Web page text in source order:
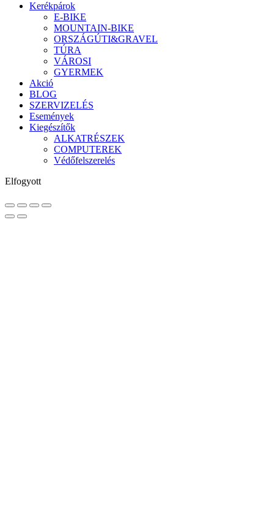
Kerékpárok
E-BIKE
MOUNTAIN-BIKE
ORSZÁGÚTI&GRAVEL
TÚRA
VÁROSI
GYERMEK
Akció
BLOG
SZERVIZELÉS
Események
Kiegészítők
ALKATRÉSZEK
COMPUTEREK
Védőfelszerelés
Elfogyott